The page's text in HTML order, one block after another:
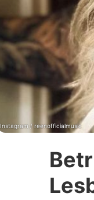
Instagram / reenofficialmusic